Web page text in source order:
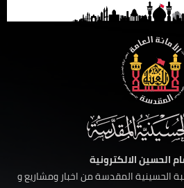
الحسين الالكترونية
الحسينية المقدسة من اخبار ومشاريع و